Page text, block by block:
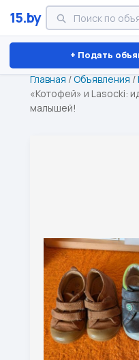
15.by
+ Подать
Минск Витебск
Главная /Объявления /
«Котофей» и Lasocki:
малышей!